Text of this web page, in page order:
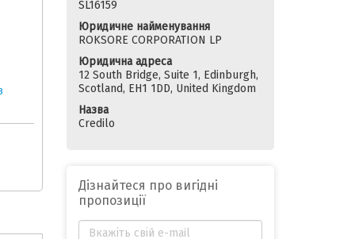
SL16159
Юридичне найменування
ROKSORE CORPORATION LP
Юридична адреса
12 South Bridge, Suite 1, Edinburgh,
Scotland, EH1 1DD, United Kingdom
Назва
Credilo
Дізнайтеся про вигідні
пропозиції